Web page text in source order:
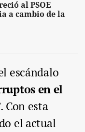
al PSOE
a cambio de la
escándalo
en el
Con esta
el actual